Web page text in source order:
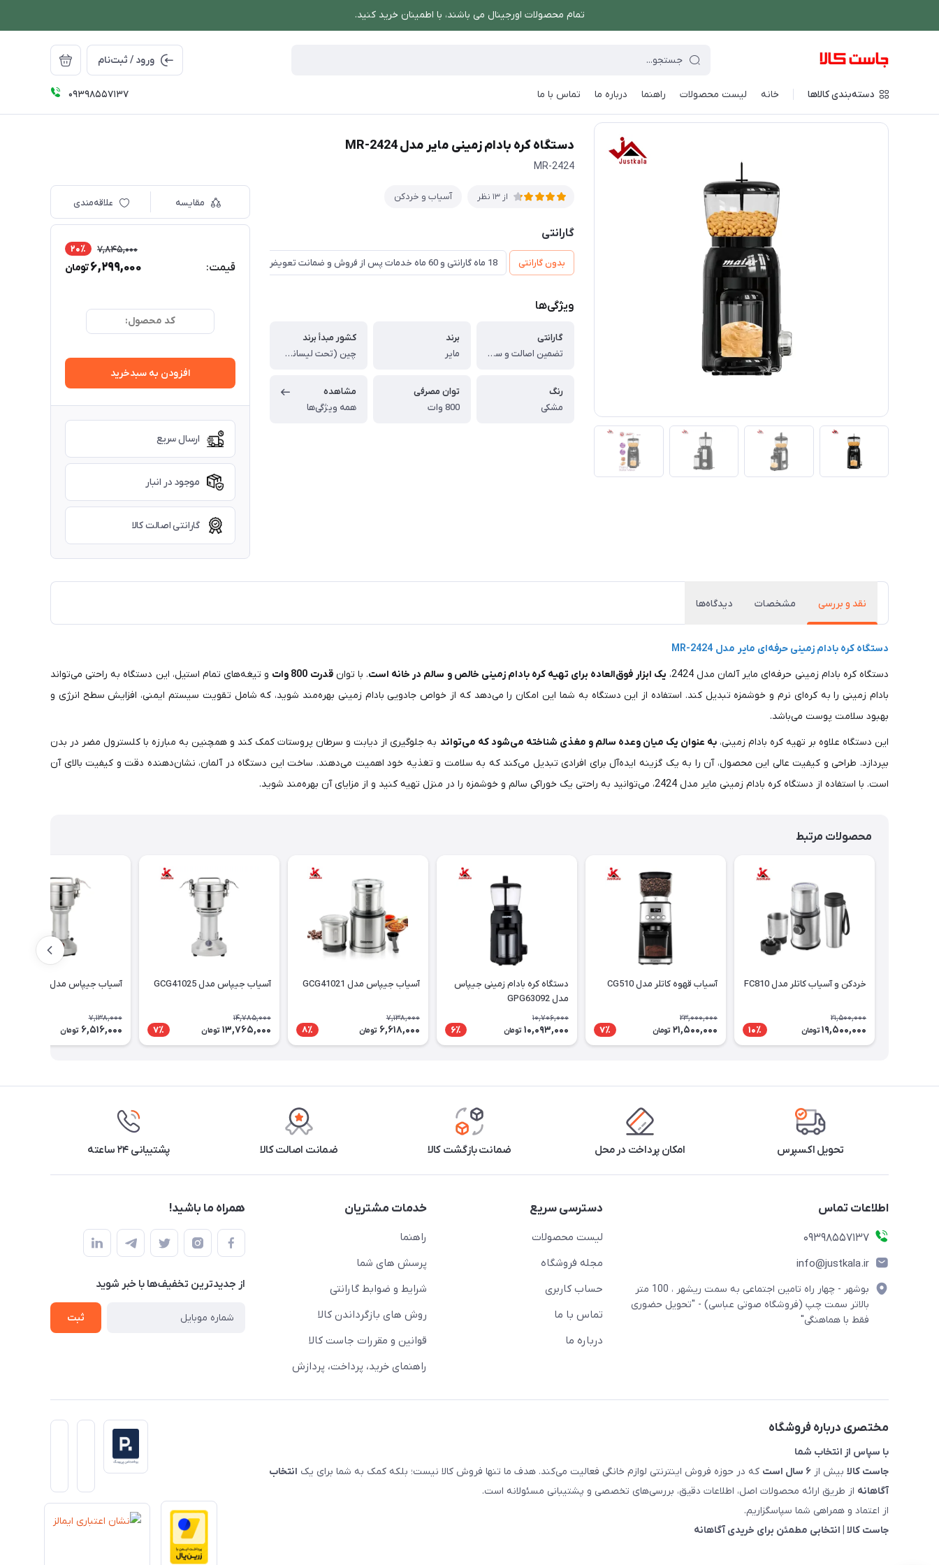
تمام محصولات اورجینال می باشند، با اطمینان خرید کنید.
ورود / ثبت‌نام
دسته‌بندی کالاها خانه لیست محصولات راهنما درباره ما تماس با ما 09398557137
فروشگاه اینترنتی جاست کالا دستگاه های غذاساز آسیاب و خردکن / دستگاه کره بادام زمینی مایر مدل MR-2424
دستگاه کره بادام زمینی مایر مدل MR-2424
MR-2424
از 13 نظر آسیاب و خردکن
گارانتی
بدون گارانتی 18 ماه گارانتی و 60 ماه خدمات پس از فروش و ضمانت تعویض
ویژگی‌ها
گارانتی
تضمین اصالت و سلامت فیزیکی کالا
برند
مایر
کشور مبدأ برند
چین (تحت لیسانس آلمان)
رنگ
مشکی
توان مصرفی
800 وات
مشاهده
همه ویژگی‌ها
مقایسه علاقه‌مندی
قیمت:
7,845,000 20٪
6,299,000تومان
کد محصول:
افزودن به سبدخرید
ارسال سریع
موجود در انبار
گارانتی اصالت کالا
نقد و بررسی مشخصات دیدگاه‌ها
دستگاه کره بادام زمینی حرفه‌ای مایر مدل MR-2424
دستگاه کره بادام زمینی حرفه‌ای مایر آلمان مدل 2424،
یک ابزار فوق‌العاده برای تهیه کره بادام زمینی خالص و سالم در خانه است. با توانقدرت 800 وات
و تیغه‌های تمام استیل، این دستگاه به راحتی می‌تواند
بادام زمینی را به کره‌ای نرم و خوشمزه تبدیل کند. استفاده از این دستگاه به شما این امکان را می‌دهد که از خواص جادویی بادام زمینی بهره‌مند شوید، که شامل تقویت سیستم ایمنی، افزایش سطح انرژی و
بهبود سلامت پوست می‌باشد.
این دستگاه علاوه بر تهیه کره بادام زمینی،به عنوان یک میان وعده سالم و مغذی شناخته می‌شود که می‌تواند به جلوگیری از دیابت و سرطان پروستات کمک کند و همچنین به مبارزه با کلسترول مضر در بدن
بپردازد. طراحی و کیفیت عالی این محصول، آن را به یک گزینه ایده‌آل برای افرادی تبدیل می‌کند که به سلامت و تغذیه خود اهمیت می‌دهند. ساخت این دستگاه در آلمان، نشان‌دهنده دقت و کیفیت بالای آن
است. با استفاده از دستگاه کره بادام زمینی مایر مدل 2424، می‌توانید به راحتی یک خوراکی سالم و خوشمزه را در منزل تهیه کنید و از مزایای آن بهره‌مند شوید.
محصولات مرتبط
خردکن و آسیاب کاتلر مدل FC810
21,500,000
19,500,000 تومان 10٪
آسیاب قهوه کاتلر مدل CG510
23,000,000
21,500,000 تومان 7٪
دستگاه کره بادام زمینی جیپاس
مدل GPG63092
10,706,000
10,093,000 تومان 6٪
آسیاب جیپاس مدل GCG41021
7,138,000
6,618,000 تومان 8٪
آسیاب جیپاس مدل GCG41025
14,785,000
13,765,000 تومان 7٪
آسیاب جیپاس مدل GCG41024
7,138,000
6,516,000 تومان
تحویل اکسپرس امکان پرداخت در محل ضمانت بازگشت کالا ضمانت اصالت کالا پشتیبانی ۲۴ ساعته
اطلاعات تماس
09398557137
info@justkala.ir
بوشهر - چهار راه تامین اجتماعی به سمت ریشهر ، 100 متر
بالاتر سمت چپ (فروشگاه صوتی عباسی) - "تحویل حضوری
فقط با هماهنگی"
دسترسی سریع
لیست محصولات
مجله فروشگاه
حساب کاربری
تماس با ما
درباره ما
خدمات مشتریان
راهنما
پرسش های شما
شرایط و ضوابط گارانتی
روش های بازگرداندن کالا
قوانین و مقررات جاست کالا
راهنمای خرید، پرداخت، پردازش
همراه ما باشید!
از جدید‌ترین تخفیف‌ها با‌ خبر شوید
ثبت
مختصری درباره فروشگاه
با سپاس از انتخاب شما
جاست کالا بیش از ۶ سال است که در حوزه فروش اینترنتی لوازم خانگی فعالیت می‌کند. هدف ما تنها فروش کالا نیست؛ بلکه کمک به شما برای یک انتخاب
آگاهانه از طریق ارائه محصولات اصل، اطلاعات دقیق، بررسی‌های تخصصی و پشتیبانی مسئولانه است.
از اعتماد و همراهی شما سپاسگزاریم.
جاست کالا | انتخابی مطمئن برای خریدی آگاهانه